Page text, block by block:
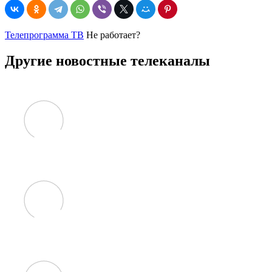
Телепрограмма ТВ Не работает?
Другие новостные телеканалы